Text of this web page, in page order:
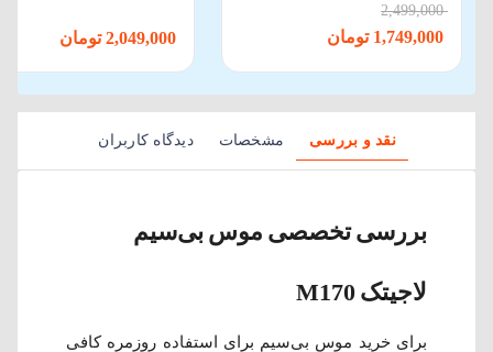
2,499,000
نقد و بررسی مشخصات دیدگاه کاربران
بررسی تخصصی موس بی‌سیم
لاجیتک M170
برای خرید موس بی‌سیم برای استفاده روزمره کافی